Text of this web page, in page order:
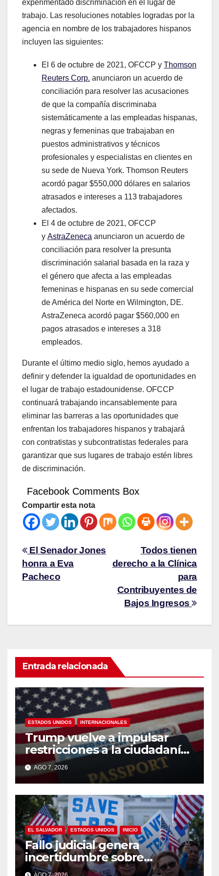
experimentado discriminación en el lugar de
trabajo. Las resoluciones notables logradas por la
agencia en nombre de los trabajadores hispanos
incluyen las siguientes:
El 6 de octubre de 2021, OFCCP y Thomson
Reuters Corp. anunciaron un acuerdo de
conciliación para resolver las acusaciones
de que la compañía discriminaba
sistemáticamente a las empleadas hispanas,
negras y femeninas que trabajaban en
puestos administrativos y técnicos
profesionales y especialistas en clientes en
su sede de Nueva York. Thomson Reuters
acordó pagar $550,000 dólares en salarios
atrasados e intereses a 113 trabajadores
afectados.
El 4 de octubre de 2021, OFCCP
y AstraZeneca anunciaron un acuerdo de
conciliación para resolver la presunta
discriminación salarial basada en la raza y
el género que afecta a las empleadas
femeninas e hispanas en su sede comercial
de América del Norte en Wilmington, DE.
AstraZeneca acordó pagar $560,000 en
pagos atrasados e intereses a 318
empleados.
Durante el último medio siglo, hemos ayudado a
definir y defender la igualdad de oportunidades en
el lugar de trabajo estadounidense. OFCCP
continuará trabajando incansablemente para
eliminar las barreras a las oportunidades que
enfrentan los trabajadores hispanos y trabajará
con contratistas y subcontratistas federales para
garantizar que sus lugares de trabajo estén libres
de discriminación.
Facebook Comments Box
Compartir esta nota
Todos tienen
derecho a la Clínica
para
Contribuyentes de
Bajos Ingresos
El Senador Jones
honra a Eva
Pacheco
Entrada relacionada
ESTADOS UNIDOS INTERNACIONALES
Trump vuelve a impulsar
restricciones a la ciudadanía
por nacimiento
AGO 7, 2026
EL SALVADOR ESTADOS UNIDOS INICIO
Fallo judicial genera
incertidumbre sobre
permisos de trabajo de